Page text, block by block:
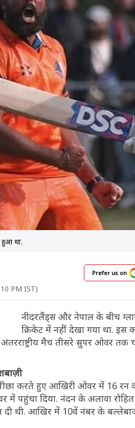
हुआ था.
PM IST)
Prefer us on
नीदरलैंड्स और नेपाल के बीच
क्रिकेट में नहीं देखा गया था.
मैच तीसरे सुपर ओवर
करते हुए आखिरी ओवर में 16
में पहुंचा दिया. नंदन के अलावा
थी. आखिर में 10वें नंबर के